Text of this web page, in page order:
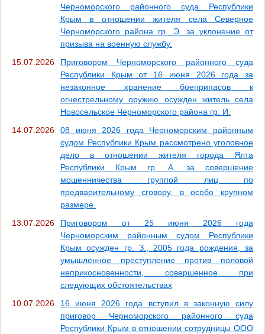
Черноморского районного суда Республики
Крым в отношении жителя села Северное
Черноморского района гр. Э. за уклонение от
призыва на военную службу.
15.07.2026
Приговором Черноморского районного суда
Республики Крым от 16 июня 2026 года за
незаконное хранение боеприпасов к
огнестрельному оружию осужден житель села
Новосельское Черноморского района гр. И.
14.07.2026
08 июня 2026 года Черноморским районным
судом Республики Крым рассмотрено уголовное
дело в отношении жителя города Ялта
Республики Крым гр. А. за совершение
мошенничества группой лиц по
предварительному сговору, в особо крупном
размере.
13.07.2026
Приговором от 25 июня 2026 года
Черноморским районным судом Республики
Крым осужден гр. З., 2005 года рождения, за
умышленное преступление против половой
неприкосновенности, совершенное при
следующих обстоятельствах
10.07.2026
16 июня 2026 года вступил в законную силу
приговор Черноморского районного суда
Республики Крым в отношении сотрудницы ООО